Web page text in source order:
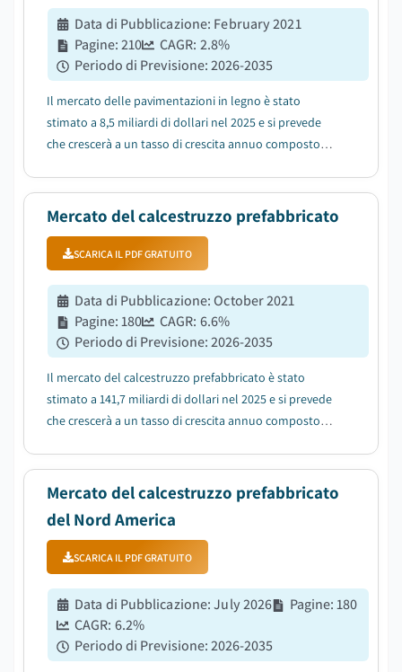
Data di Pubblicazione: February 2021
Pagine:210 CAGR: 2.8%
Periodo di Previsione:2026-2035
Il mercato delle pavimentazioni in legno è stato
stimato a 8,5 miliardi di dollari nel 2025 e si prevede
che crescerà a un tasso di crescita annuo composto
Mercato del calcestruzzo prefabbricato
SCARICA IL PDF GRATUITO
Data di Pubblicazione:October 2021
Pagine:180 CAGR: 6.6%
Periodo di Previsione:2026-2035
Il mercato del calcestruzzo prefabbricato è stato
stimato a 141,7 miliardi di dollari nel 2025 e si prevede
che crescerà a un tasso di crescita annuo composto
Mercato del calcestruzzo prefabbricato
del Nord America
SCARICA IL PDF GRATUITO
Data di Pubblicazione:July 2026 Pagine:180
CAGR: 6.2%
Periodo di Previsione:2026-2035